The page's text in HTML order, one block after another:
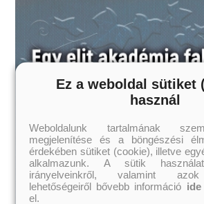
Ez a weboldal sütiket
használ
Weboldalunk tartalmának
megjelenítése és a böngészési
érdekében sütiket (cookie), illetve
alkalmazunk. A sütik
irányelveinkről, valamint azok
lehetőségeiről bővebb információ
el.